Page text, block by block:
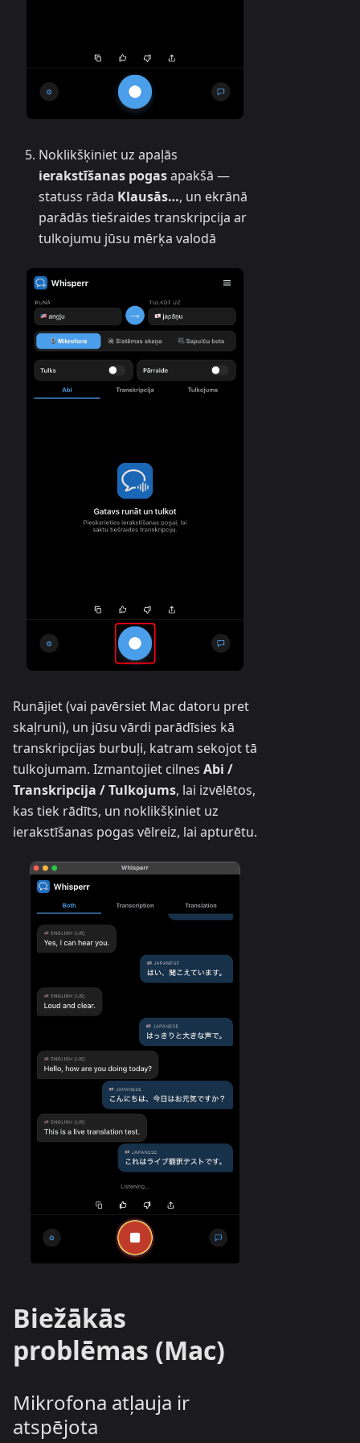
Noklikšķiniet uz apaļās
ierakstīšanas pogasapakšā —
statuss rāda Klausās…, un ekrānā
parādās tiešraides transkripcija ar
tulkojumu jūsu mērķa valodā
Runājiet (vai pavērsiet Mac datoru pret
skaļruni), un jūsu vārdi parādīsies kā
transkripcijas burbuļi, katram sekojot tā
tulkojumam. Izmantojiet cilnes Abi /
Transkripcija / Tulkojums, lai izvēlētos,
kas tiek rādīts, un noklikšķiniet uz
ierakstīšanas pogas vēlreiz, lai apturētu.
Biežākās
problēmas (Mac)
Mikrofona atļauja ir
atspējota